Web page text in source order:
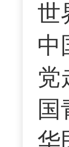
世
中
党
华